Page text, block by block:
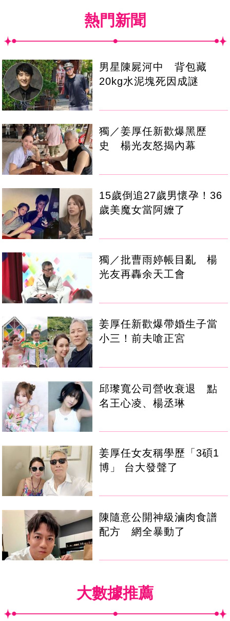
熱門新聞
男星陳屍河中 背包藏
20kg水泥塊死因成謎
獨／姜厚任新歡爆黑歷
史 楊光友怒揭內幕
15歲倒追27歲男懷孕！36
歲美魔女當阿嬤了
獨／批曹雨婷帳目亂 楊
光友再轟余天工會
姜厚任新歡爆帶婚生子當
小三！前夫嗆正宮
邱瓈寬公司營收衰退 點
名王心凌、楊丞琳
姜厚任女友稱學歷「3碩1
博」 台大發聲了
陳隨意公開神級滷肉食譜
配方 網全暴動了
大數據推薦